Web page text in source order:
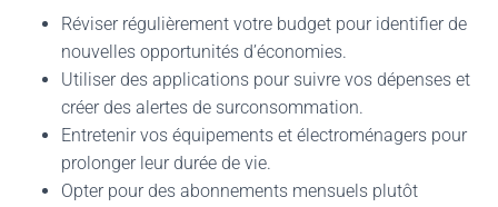
Réviser régulièrement votre budget pour identifier de
nouvelles opportunités d’économies.
Utiliser des applications pour suivre vos dépenses et
créer des alertes de surconsommation.
Entretenir vos équipements et électroménagers pour
prolonger leur durée de vie.
Opter pour des abonnements mensuels plutôt